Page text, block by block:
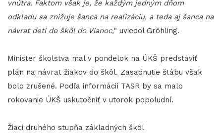
vnútra. Faktom však je, že každým jedným dňom
odkladu sa znižuje šanca na realizáciu, a teda aj šanca na
návrat detí do škôl do Vianoc," uviedol Gröhling.
Minister školstva mal v pondelok na ÚKŠ predstaviť
plán na návrat žiakov do škôl. Zasadnutie štábu však
bolo zrušené. Podľa informácií TASR by sa malo
rokovanie ÚKŠ uskutočniť v utorok popoludní.
Žiaci druhého stupňa základných škôl